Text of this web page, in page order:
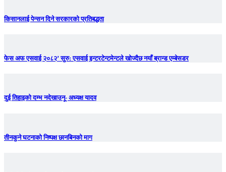
किसानलाई पेन्सन दिने सरकारको प्रतिबद्धता
फेस अफ एसवाई २०८२’ सुरु: एसवाई इन्टरटेन्टमेन्टले खोज्दैछ नयाँ ब्रान्ड एम्बेसडर
दुई तिहाइको दम्भ नदेखाउनू- अध्यक्ष यादव
तीनकुने घटनाकाे निष्पक्ष छानबिनकाे माग